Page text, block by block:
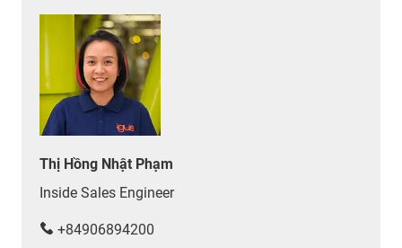
Thị Hồng Nhật Phạm
Inside Sales Engineer
+84906894200